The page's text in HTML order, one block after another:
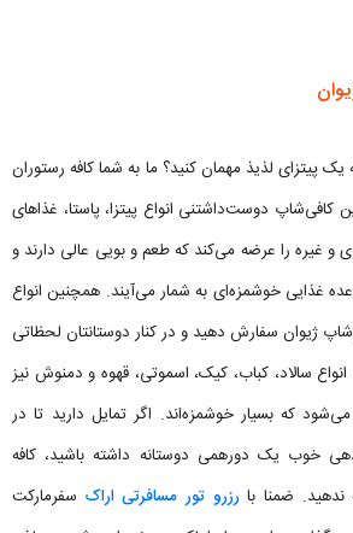
پیتزای لذیذ مهمان کنید؟ ما به شما کافه رستوران
کافی‌شاپ دوست‌داشتنی انواع پیتزا، پاستا، غذاهای
و غیره را عرضه می‌کند که طعم و بویی عالی دارند و
غذایی خوشمزه‌ای به شمار می‌آیند. همچنین انواع
ژیوان سفارش دهید و در کنار دوستانتان لحظاتی
سالاد، کباب، کیک، اسموتی، قهوه و دمنوش نیز
که بسیار خوشمزه‌اند. اگر تمایل دارید تا در
خوب یک دورهمی دوستانه داشته باشید، کافه
ضمنا با رزرو تور مسافرتی اراک سفرمارکت